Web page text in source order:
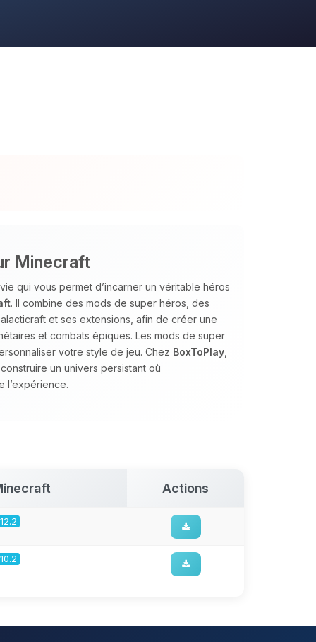
Minecraft
qui vous permet d’incarner un véritable héros
. Il combine des mods de super héros, des
et ses extensions, afin de créer une
et combats épiques. Les mods de super
votre style de jeu. Chez BoxToPlay
un univers persistant où
l’expérience.
Actions